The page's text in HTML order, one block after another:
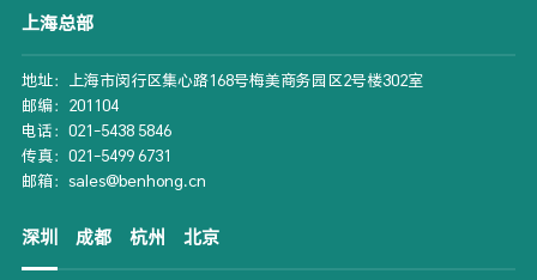
上海总部
地址：上海市闵行区集心路168号梅美商务园区2号楼302室
邮编：201104
电话：021-5438 5846
传真：021-5499 6731
邮箱：sales@benhong.cn
深圳 成都 杭州 北京